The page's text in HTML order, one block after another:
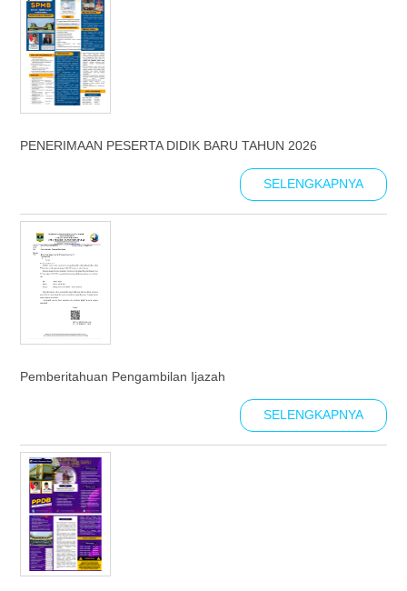
PENERIMAAN PESERTA DIDIK BARU TAHUN 2026
SELENGKAPNYA
Pemberitahuan Pengambilan Ijazah
SELENGKAPNYA